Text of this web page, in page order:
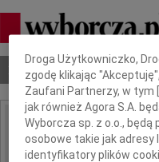
Nekrologi Odeszli
IMIĘ I NAZWISKO:
Dbamy o Twoją
Droga Użytkowniczko,
zgodę klikając
Zaufani Partnerzy, w tym
jak również Agora S.A.
Wyborcza sp. z o.o.,
osobowe takie jak adresy
identyfikatory plików